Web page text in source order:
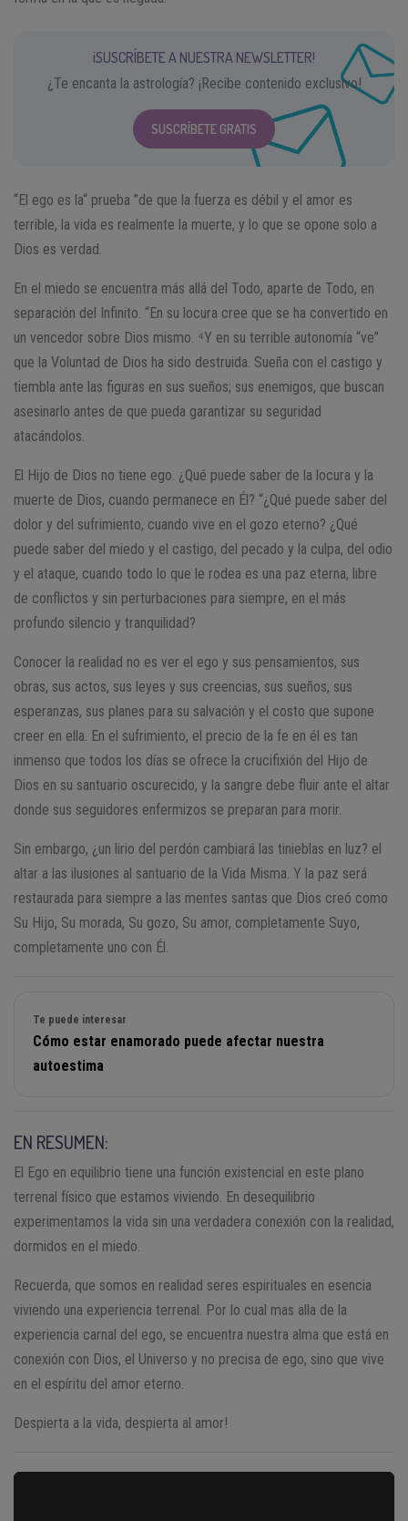
¡SUSCRÍBETE A NUESTRA NEWSLETTER!
¿Te encanta la astrología? ¡Recibe contenido exclusivo!
SUSCRÍBETE GRATIS
“El ego es la“ prueba ”de que la fuerza es débil y el amor es
terrible, la vida es realmente la muerte, y lo que se opone solo a
Dios es verdad.
En el miedo se encuentra más allá del Todo, aparte de Todo, en
separación del Infinito. “En su locura cree que se ha convertido en
un vencedor sobre Dios mismo. ⁴Y en su terrible autonomía “ve”
que la Voluntad de Dios ha sido destruida. Sueña con el castigo y
tiembla ante las figuras en sus sueños; sus enemigos, que buscan
asesinarlo antes de que pueda garantizar su seguridad
atacándolos.
El Hijo de Dios no tiene ego. ¿Qué puede saber de la locura y la
muerte de Dios, cuando permanece en Él? “¿Qué puede saber del
dolor y del sufrimiento, cuando vive en el gozo eterno? ¿Qué
puede saber del miedo y el castigo, del pecado y la culpa, del odio
y el ataque, cuando todo lo que le rodea es una paz eterna, libre
de conflictos y sin perturbaciones para siempre, en el más
profundo silencio y tranquilidad?
Conocer la realidad no es ver el ego y sus pensamientos, sus
obras, sus actos, sus leyes y sus creencias, sus sueños, sus
esperanzas, sus planes para su salvación y el costo que supone
creer en ella. En el sufrimiento, el precio de la fe en él es tan
inmenso que todos los días se ofrece la crucifixión del Hijo de
Dios en su santuario oscurecido, y la sangre debe fluir ante el altar
donde sus seguidores enfermizos se preparan para morir.
Sin embargo, ¿un lirio del perdón cambiará las tinieblas en luz? el
altar a las ilusiones al santuario de la Vida Misma. Y la paz será
restaurada para siempre a las mentes santas que Dios creó como
Su Hijo, Su morada, Su gozo, Su amor, completamente Suyo,
completamente uno con Él.
Te puede interesar
Cómo estar enamorado puede afectar nuestra
autoestima
EN RESUMEN:
El Ego en equilibrio tiene una función existencial en este plano
terrenal físico que estamos viviendo. En desequilibrio
experimentamos la vida sin una verdadera conexión con la realidad,
dormidos en el miedo.
Recuerda, que somos en realidad seres espirituales en esencia
viviendo una experiencia terrenal. Por lo cual mas alla de la
experiencia carnal del ego, se encuentra nuestra alma que está en
conexión con Dios, el Universo y no precisa de ego, sino que vive
en el espíritu del amor eterno.
Despierta a la vida, despierta al amor!